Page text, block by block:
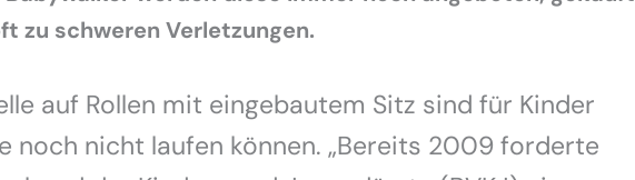
zu schweren Verletzungen.
auf Rollen mit eingebautem Sitz sind für Kinder
noch nicht laufen können. „Bereits 2009 forderte